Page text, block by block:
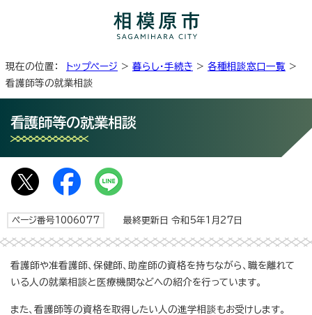
現在の位置： トップページ > 暮らし・手続き > 各種相談窓口一覧 >
看護師等の就業相談
看護師等の就業相談
ページ番号1006077 最終更新日 令和5年1月27日
看護師や准看護師、保健師、助産師の資格を持ちながら、職を離れて
いる人の就業相談と医療機関などへの紹介を行っています。
また、看護師等の資格を取得したい人の進学相談もお受けします。